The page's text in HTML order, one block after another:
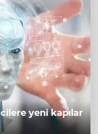
yeni kapılar